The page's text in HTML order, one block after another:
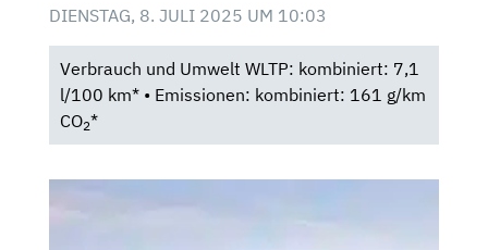
DIENSTAG, 8. JULI 2025 UM 10:03
Verbrauch und Umwelt WLTP: kombiniert: 7,1
l/100 km* • Emissionen: kombiniert: 161 g/km
CO2*